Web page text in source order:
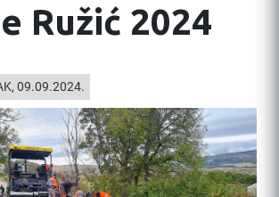
Ružić 2024
09.09.2024.